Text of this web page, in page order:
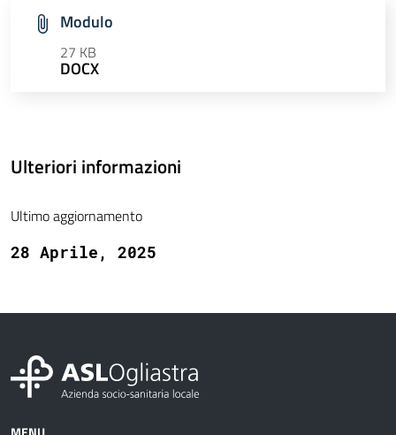
Modulo
27 KB
DOCX
Ulteriori informazioni
Ultimo aggiornamento
28 Aprile, 2025